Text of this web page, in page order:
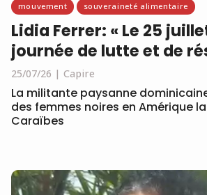
mouvement souveraineté alimentaire
Lidia Ferrer: « Le 25
journée de lutte et de
25/07/26 Capire
La militante paysanne
des femmes noires en Amérique
Caraïbes